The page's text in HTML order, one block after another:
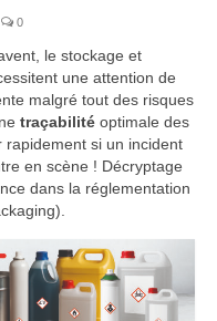
0
le stockage et
une attention de
malgré tout des risques
traçabilité optimale des
rapidement si un incident
en scène ! Décryptage
dans la réglementation